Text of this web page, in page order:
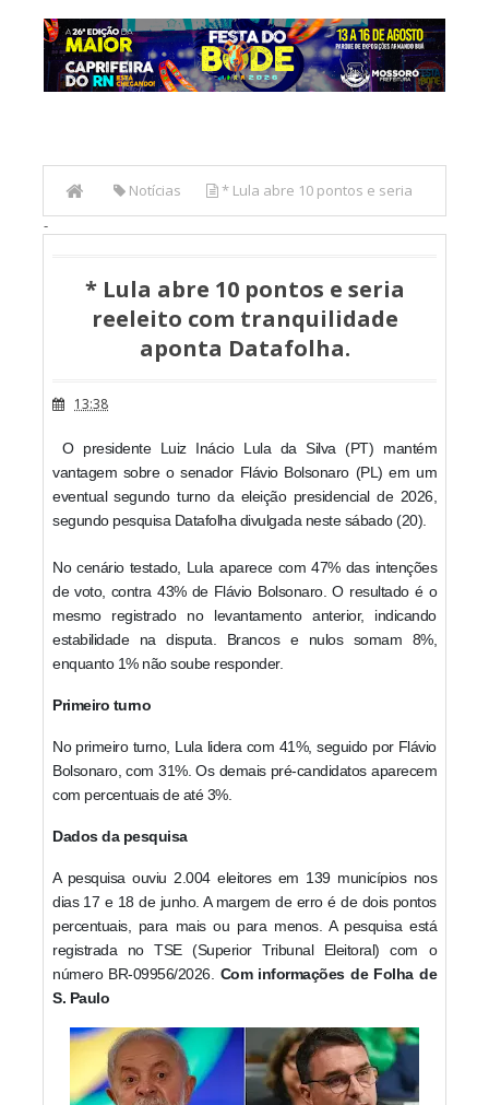
Notícias * Lula abre 10 pontos e seria
reeleito com tranquilidade aponta Datafolha.
-
* Lula abre 10 pontos e seria
reeleito com tranquilidade
aponta Datafolha.
13:38
O presidente Luiz Inácio Lula da Silva (PT) mantém
vantagem sobre o senador Flávio Bolsonaro (PL) em um
eventual segundo turno da eleição presidencial de 2026,
segundo pesquisa Datafolha divulgada neste sábado (20).
No cenário testado, Lula aparece com 47% das intenções
de voto, contra 43% de Flávio Bolsonaro. O resultado é o
mesmo registrado no levantamento anterior, indicando
estabilidade na disputa. Brancos e nulos somam 8%,
enquanto 1% não soube responder.
Primeiro turno
No primeiro turno, Lula lidera com 41%, seguido por Flávio
Bolsonaro, com 31%. Os demais pré-candidatos aparecem
com percentuais de até 3%.
Dados da pesquisa
A pesquisa ouviu 2.004 eleitores em 139 municípios nos
dias 17 e 18 de junho. A margem de erro é de dois pontos
percentuais, para mais ou para menos. A pesquisa está
registrada no TSE (Superior Tribunal Eleitoral) com o
número BR-09956/2026. Com informações de Folha de
S. Paulo